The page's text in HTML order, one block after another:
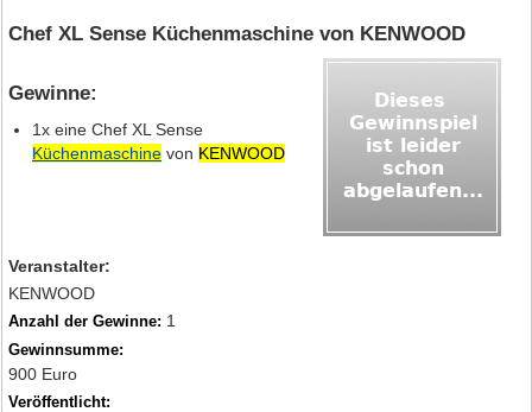
Chef XL Sense Küchenmaschine von KENWOOD
Gewinne:
1x eine Chef XL Sense
Küchenmaschine von KENWOOD
Veranstalter:
KENWOOD
Anzahl der Gewinne: 1
Gewinnsumme:
900 Euro
Veröffentlicht: